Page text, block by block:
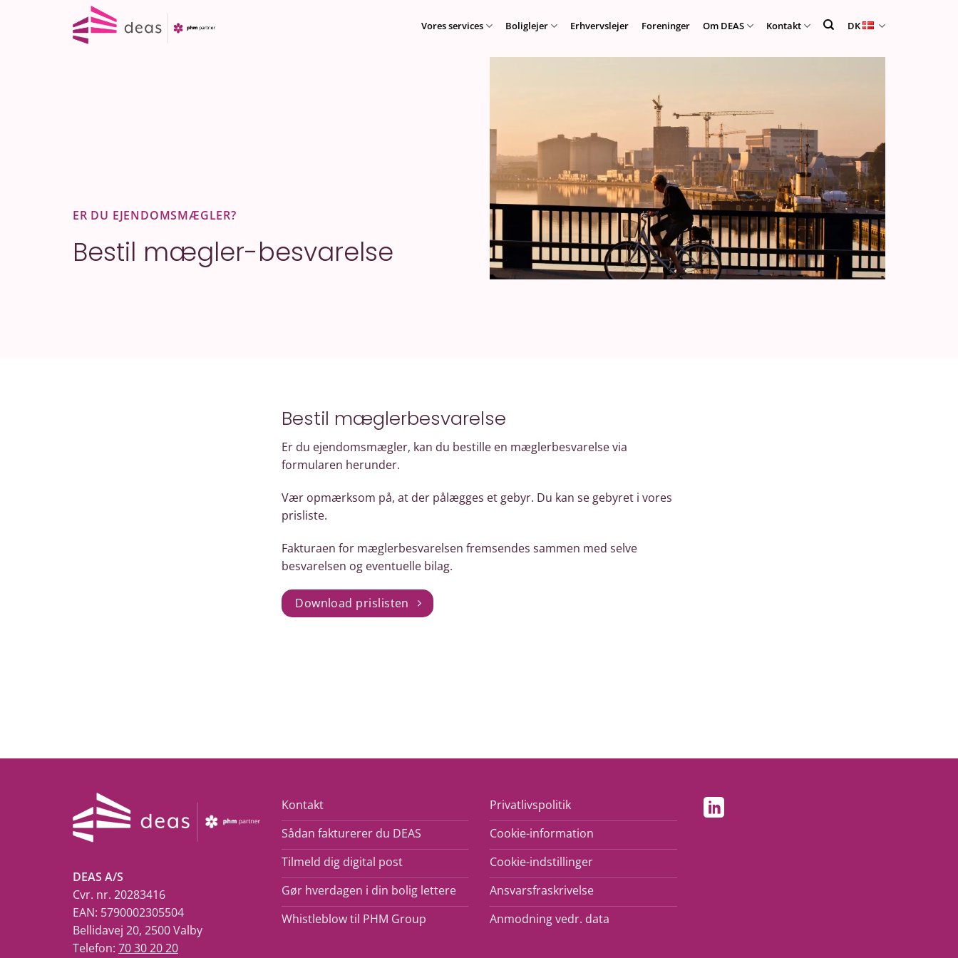
Vores services Boliglejer Erhvervslejer Foreninger Om DEAS Kontakt DK
ER DU EJENDOMSMÆGLER?
Bestil mægler-besvarelse
Bestil mæglerbesvarelse
Er du ejendomsmægler, kan du bestille en mæglerbesvarelse via
formularen herunder.
Vær opmærksom på, at der pålægges et gebyr. Du kan se gebyret i vores
prisliste.
Fakturaen for mæglerbesvarelsen fremsendes sammen med selve
besvarelsen og eventuelle bilag.
Download prislisten
DEAS A/S
Cvr. nr. 20283416
EAN: 5790002305504
Bellidavej 20, 2500 Valby
Telefon: 70 30 20 20
Kontakt
Sådan fakturerer du DEAS
Tilmeld dig digital post
Gør hverdagen i din bolig lettere
Whistleblow til PHM Group
Privatlivspolitik
Cookie-information
Cookie-indstillinger
Ansvarsfraskrivelse
Anmodning vedr. data